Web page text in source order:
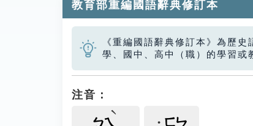
教育部重編國語辭典修訂本
《重編國語辭典修訂本》為歷
學、國中、高中（職）的學習或
注音：
ㄅㄟ ㄈㄣ